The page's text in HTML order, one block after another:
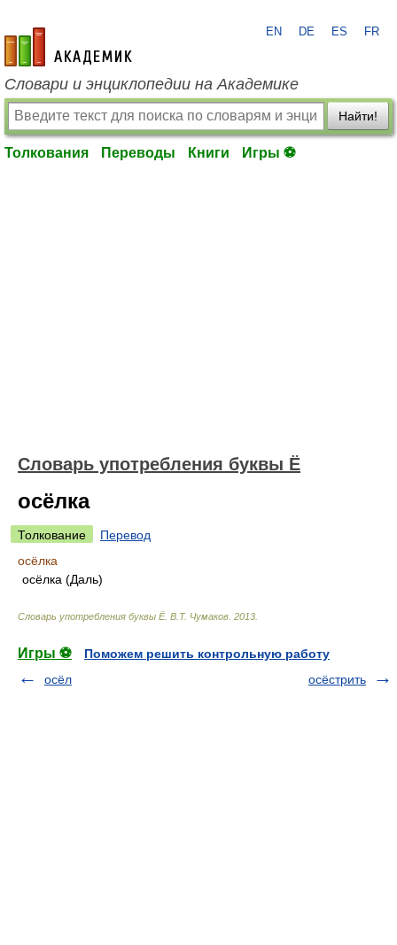
academic.ru
EN DE ES FR
Словари и энциклопедии на Академике
Найти!
Толкования Переводы Книги Игры ⚽
Словарь употребления буквы Ё
осёлка
Толкование
Перевод
осёлка
осёлка (Даль)
Словарь употребления буквы Ё. В.Т. Чумаков 2013
Игры ⚽
Поможем решить контрольную работу
осёл
осёстрить